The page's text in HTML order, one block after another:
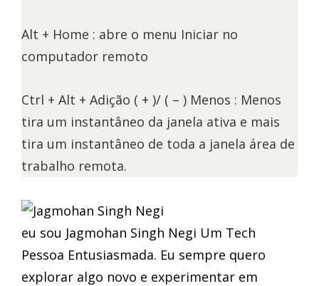
Alt + Home : abre o menu Iniciar no
computador remoto
Ctrl + Alt + Adição ( + )/ ( – ) Menos : Menos
tira um instantâneo da janela ativa e mais
tira um instantâneo de toda a janela área de
trabalho remota.
eu sou Jagmohan Singh Negi Um Tech
Pessoa Entusiasmada. Eu sempre quero
explorar algo novo e experimentar em